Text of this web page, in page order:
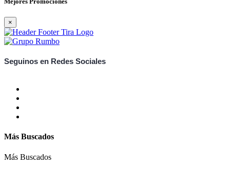
×
Seguinos en Redes Sociales
Más Buscados
Más Buscados